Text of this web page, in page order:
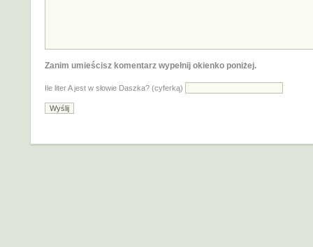
Zanim umieścisz komentarz wypełnij okienko poniżej.
Ile liter A jest w słowie Daszka? (cyferką)